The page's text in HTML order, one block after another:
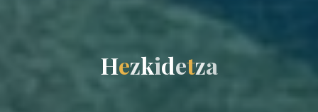
Hezkidetza